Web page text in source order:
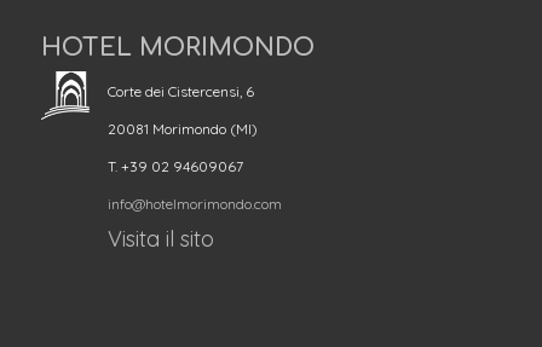
HOTEL MORIMONDO
Corte dei Cistercensi, 6
20081 Morimondo (MI)
T. +39 02 94609067
info@hotelmorimondo.com
Visita il sito